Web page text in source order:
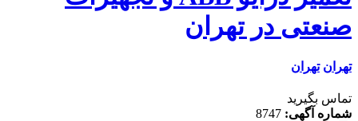
در تهران
تهران
بگیرید
آگهی:8747